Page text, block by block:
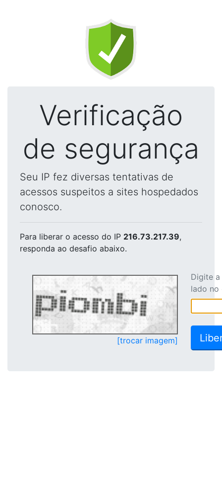
Verificação
de segurança
Seu IP fez diversas tentativas de
acessos suspeitos a sites hospedados
conosco.
Para liberar o acesso do IP 216.73.217.39,
responda ao desafio abaixo.
[trocar imagem]
Digite
lado no